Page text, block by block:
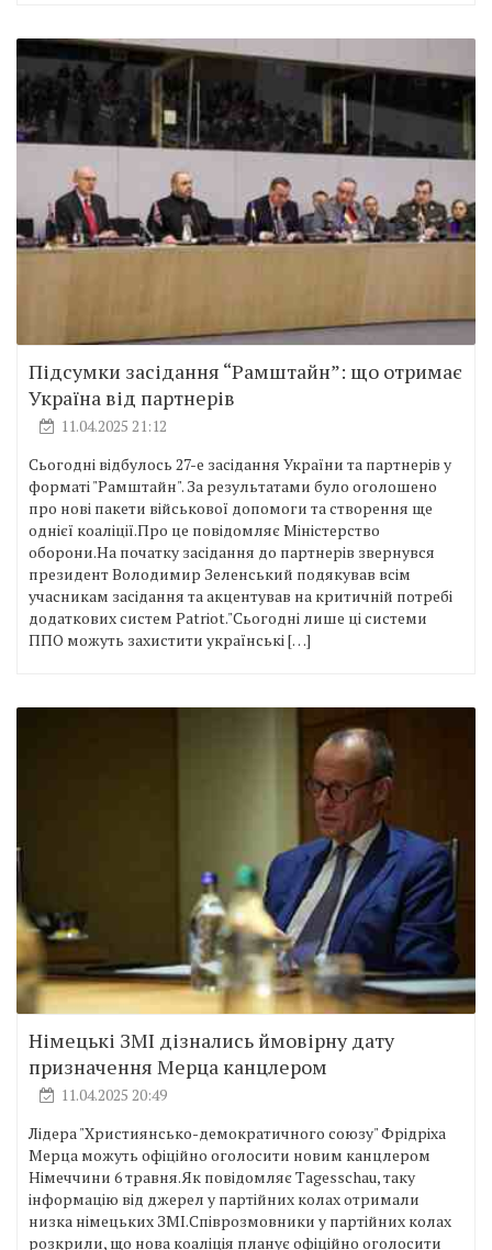
Підсумки засідання “Рамштайн”: що отримає
Україна від партнерів
11.04.2025 21:12
Сьогодні відбулось 27-е засідання України та партнерів у
форматі "Рамштайн". За результатами було оголошено
про нові пакети військової допомоги та створення ще
однієї коаліції.Про це повідомляє Міністерство
оборони.На початку засідання до партнерів звернувся
президент Володимир Зеленський подякував всім
учасникам засідання та акцентував на критичній потребі
додаткових систем Patriot."Сьогодні лише ці системи
ППО можуть захистити українські […]
Німецькі ЗМІ дізнались ймовірну дату
призначення Мерца канцлером
11.04.2025 20:49
Лідера "Християнсько-демократичного союзу" Фрідріха
Мерца можуть офіційно оголосити новим канцлером
Німеччини 6 травня.Як повідомляє Tagesschau, таку
інформацію від джерел у партійних колах отримали
низка німецьких ЗМІ.Співрозмовники у партійних колах
розкрили, що нова коаліція планує офіційно оголосити